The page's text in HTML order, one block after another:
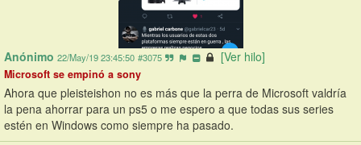
Anónimo 22/May/19 23:45:50 #3075 [Ver hilo]
Microsoft se empinó a sony
Ahora que pleisteishon no es más que la perra de Microsoft valdría
la pena ahorrar para un ps5 o me espero a que todas sus series
estén en Windows como siempre ha pasado.